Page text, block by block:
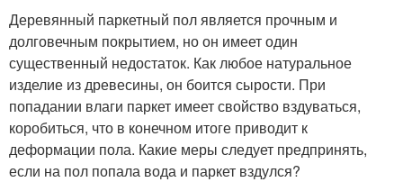
Деревянный паркетный пол является прочным и
долговечным покрытием, но он имеет один
существенный недостаток. Как любое натуральное
изделие из древесины, он боится сырости. При
попадании влаги паркет имеет свойство вздуваться,
коробиться, что в конечном итоге приводит к
деформации пола. Какие меры следует предпринять,
если на пол попала вода и паркет вздулся?